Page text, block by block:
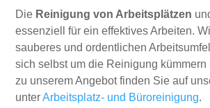
Die Reinigung von Arbeitsplätzen
essenziell für ein effektives Arbeiten.
sauberes und ordentlichen
sich selbst um die Reinigung
zu unserem Angebot finden Sie auf
unterArbeitsplatz- und Büroreinigung.